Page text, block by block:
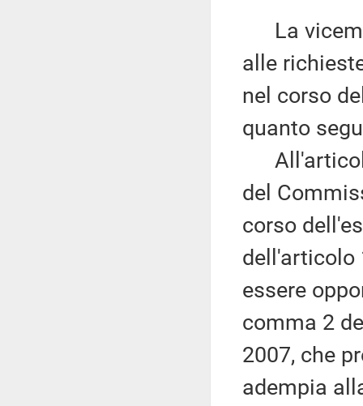
La
alle
nel corso
quanto
del
corso
dell'articolo
essere
comma 2
2007, che
adempia